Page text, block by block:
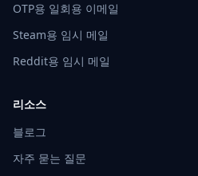
OTP용 일회용 이메일
Steam용 임시 메일
Reddit용 임시 메일
리소스
블로그
자주 묻는 질문